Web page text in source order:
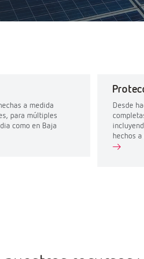
a medida
para múltiples
como en Baja
Desde
hechos